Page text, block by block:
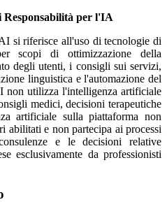
Responsabilità per l'IA
si riferisce all'uso di tecnologie di
scopi di ottimizzazione della
degli utenti, i consigli sui servizi,
linguistica e l'automazione del
non utilizza l'intelligenza artificiale
medici, decisioni terapeutiche
artificiale sulla piattaforma non
abilitati e non partecipa ai processi
e le decisioni relative
esclusivamente da professionisti